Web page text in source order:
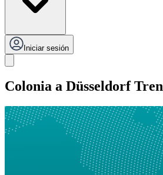
Iniciar sesión
Colonia a Düsseldorf Tren